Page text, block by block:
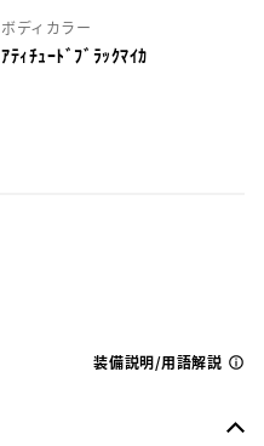
ボディカラー
ｱﾃｨﾁｭｰﾄﾞﾌﾞﾗｯｸﾏｲｶ
装備説明/用語解説